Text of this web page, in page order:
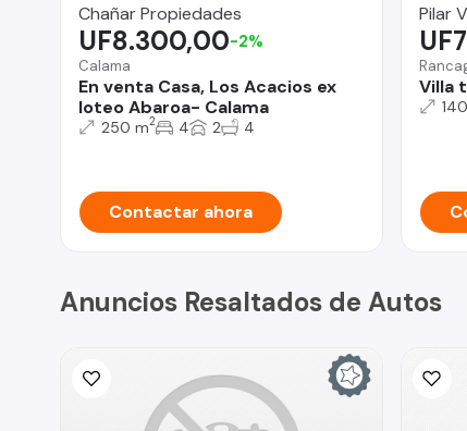
Chañar Propiedades
Calama
En venta Casa, Los Acacios ex
loteo Abaroa- Calama
UF8.300,00-2%
250 m2 4 2 4
Contactar ahora
Pilar
Villa
Anuncios Resaltados de Autos